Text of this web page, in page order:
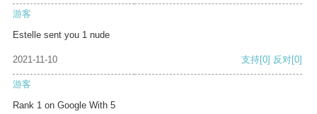
游客
Estelle sent you 1 nude
2021-11-10 支持[0] 反对[0]
游客
Rank 1 on Google With 5